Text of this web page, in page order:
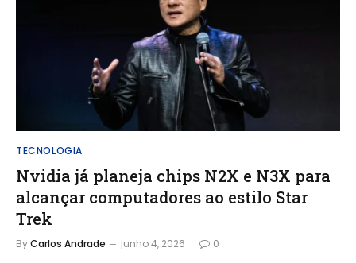
TECNOLOGIA
Nvidia já planeja chips N2X e N3X para
alcançar computadores ao estilo Star
Trek
ByCarlos Andrade junho 4, 2026 0